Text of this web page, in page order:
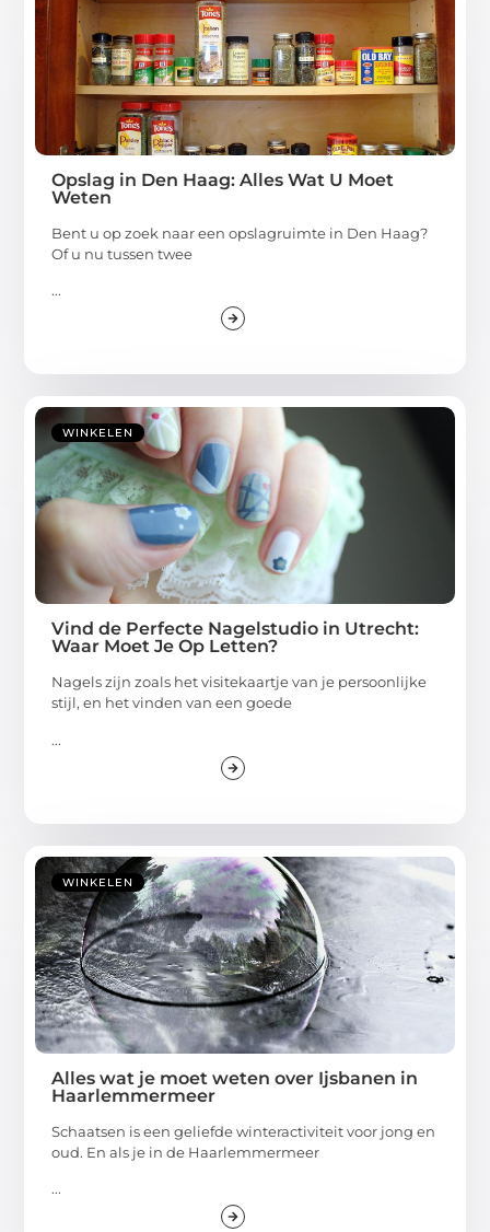
Opslag in Den Haag: Alles Wat U Moet
Weten
Bent u op zoek naar een opslagruimte in Den Haag?
Of u nu tussen twee
...
WINKELEN
Vind de Perfecte Nagelstudio in Utrecht:
Waar Moet Je Op Letten?
Nagels zijn zoals het visitekaartje van je persoonlijke
stijl, en het vinden van een goede
...
WINKELEN
Alles wat je moet weten over Ijsbanen in
Haarlemmermeer
Schaatsen is een geliefde winteractiviteit voor jong en
oud. En als je in de Haarlemmermeer
...